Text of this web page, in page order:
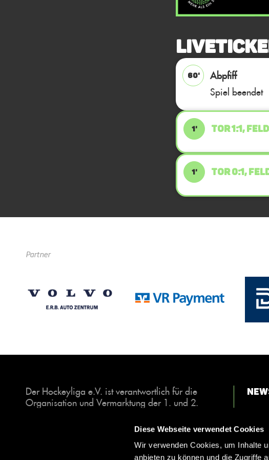
Diese Webseite verwendet Cookies
Wir verwenden Cookies, um Inhalte
anbieten zu können und die Zugriffe
60'
Abpfiff
Spiel beendet
1' TOR 1:1,
1' TOR 0:1,
Partner
Der Hockeyliga e.V. ist verantwortlich für die
Organisation und Vermarktung der 1. und 2.
Halle. Insgesamt sind über 60 Vereine unter dem
Dach der Hockeyliga organisiert, sowohl im
Herren als auch im Damen Bereich.